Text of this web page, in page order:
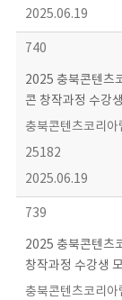
2025.06.19
740
2025 충북콘텐츠
콘 창작과정 수강
충북콘텐츠코리아
25182
2025.06.19
739
2025 충북콘텐츠
창작과정 수강생
충북콘텐츠코리아